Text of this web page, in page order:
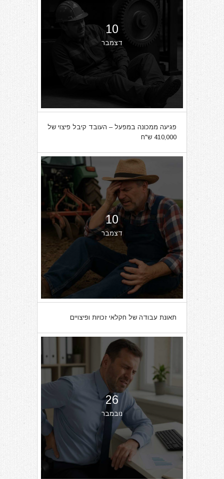
10
דצמבר
פגיעה ממכונה במפעל – העובד קיבל פיצוי של
410,000 ש"ח
10
דצמבר
תאונת עבודה של חקלאי זכויות ופיצויים
26
נובמבר